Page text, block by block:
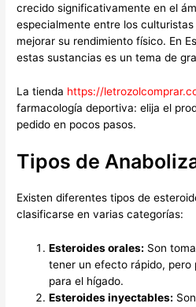
crecido significativamente en el
especialmente entre los
mejorar su rendimiento físico. En
estas sustancias es un tema de
La tienda https://
farmacología deportiva: elija el
pedido en pocos pasos.
Tipos de
Existen diferentes tipos de
clasificarse en varias categorías:
Esteroides orales: Son
tener un efecto rápido, pero
para el hígado.
Esteroides inyectables: